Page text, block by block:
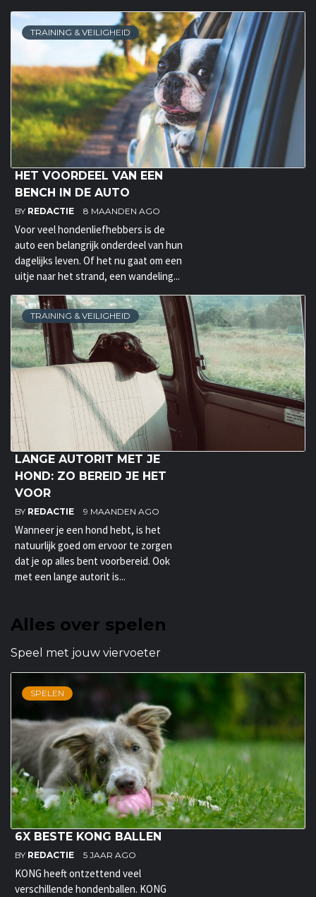
TRAINING & VEILIGHEID
HET VOORDEEL VAN EEN
BENCH IN DE AUTO
BY REDACTIE 8 MAANDEN AGO
Voor veel hondenliefhebbers is de
auto een belangrijk onderdeel van hun
dagelijks leven. Of het nu gaat om een
uitje naar het strand, een wandeling...
TRAINING & VEILIGHEID
LANGE AUTORIT MET JE
HOND: ZO BEREID JE HET
VOOR
BY REDACTIE 9 MAANDEN AGO
Wanneer je een hond hebt, is het
natuurlijk goed om ervoor te zorgen
dat je op alles bent voorbereid. Ook
met een lange autorit is...
Alles over spelen
Speel met jouw viervoeter
SPELEN
6X BESTE KONG BALLEN
BY REDACTIE 5 JAAR AGO
KONG heeft ontzettend veel
verschillende hondenballen. KONG